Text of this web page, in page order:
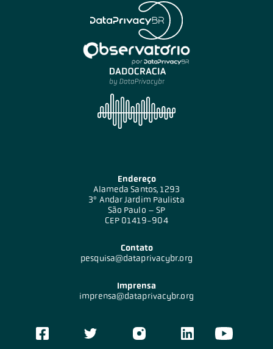
Endereço
Alameda Santos, 1293
3º Andar Jardim Paulista
São Paulo – SP
CEP 01419-904
Contato
pesquisa@dataprivacybr.org
Imprensa
imprensa@dataprivacybr.org